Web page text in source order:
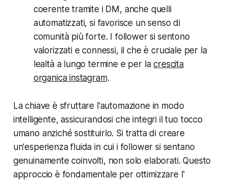
coerente tramite i DM, anche quelli
automatizzati, si favorisce un senso di
comunità più forte. I follower si sentono
valorizzati e connessi, il che è cruciale per la
lealtà a lungo termine e per lacrescita
organica instagram.
La chiave è sfruttare l'automazione in modo
intelligente, assicurandosi che integri il tuo tocco
umano anziché sostituirlo. Si tratta di creare
un'esperienza fluida in cui i follower si sentano
genuinamente coinvolti, non solo elaborati. Questo
approccio è fondamentale per ottimizzare l'